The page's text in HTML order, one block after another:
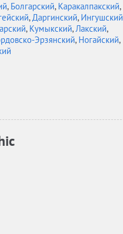
, Болгарский, Каракалпакский,
,Даргинский, Ингушский
, Кумыкский,Лакский,
Эрзянский, Ногайский,